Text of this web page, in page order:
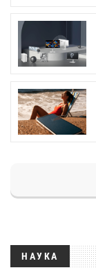
НАУКА